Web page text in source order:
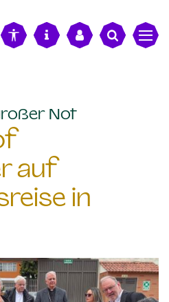
Not:
auf
in